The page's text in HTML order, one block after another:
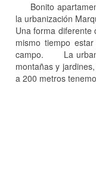
Bonito
la urbanización
Una forma diferente
mismo tiempo
campo. La
montañas y
a 200 metros